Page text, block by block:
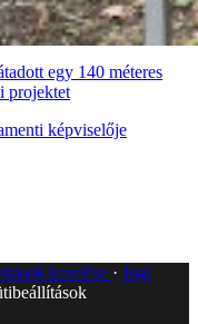
egy 140 méteres
projektet
képviselője
kezelése
Jogi